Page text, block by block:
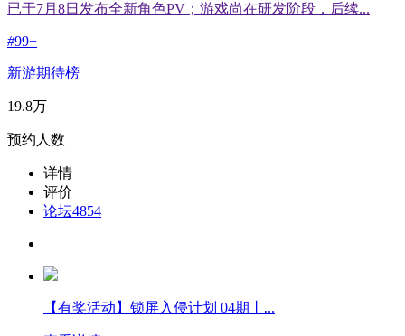
已于7月8日发布全新角色PV；游戏尚在研发阶段，后续...
#99+
新游期待榜
19.8万
预约人数
详情
评价
论坛4854
【有奖活动】锁屏入侵计划 04期丨...